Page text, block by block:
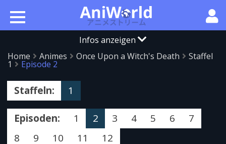
Infos anzeigen
Home
Animes Once Upon a Witch's Death Staffel
1 Episode 2
Staffeln: 1
Episoden: 1 2 3 4 5 6
7
8
9 10 11 12